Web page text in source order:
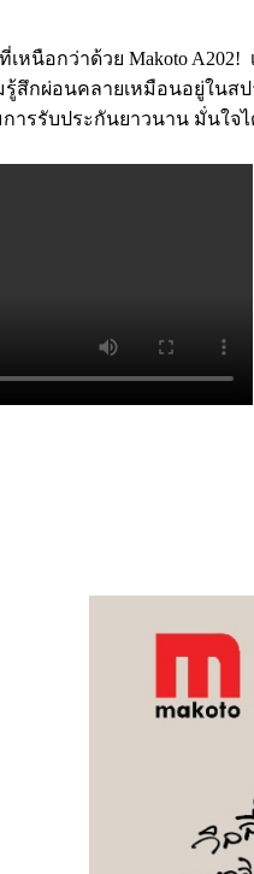
หนือกว่าด้วย Makoto
สึกผ่อนคลายเหมือนอยู่ในส
ารรับประกันยาวนาน มั่นใ